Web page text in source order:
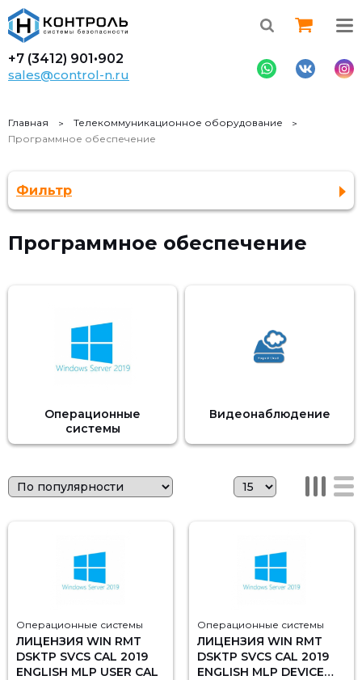
+7 (3412) 901•902
sales@control-n.ru
Главная
Телекоммуникационное оборудование
Программное обеспечение
Программное обеспечение
Операционные
системы
Видеонаблюдение
Операционные системы
ЛИЦЕНЗИЯ WIN RMT
DSKTP SVCS CAL 2019
ENGLISH MLP USER CAL
Операционные системы
ЛИЦЕНЗИЯ WIN RMT
DSKTP SVCS CAL 2019
ENGLISH MLP DEVICE
Фильтр